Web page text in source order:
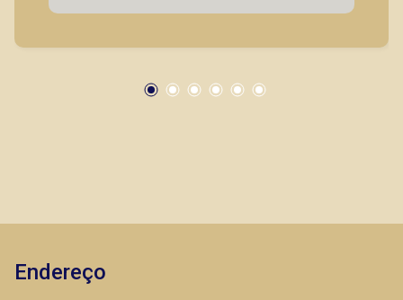
Exemplo de fluxo de pagamento: ato de
mais 32 mensais de R$1.615,30 mais 3 anuais
entrega de R$399.786,33
Endereço